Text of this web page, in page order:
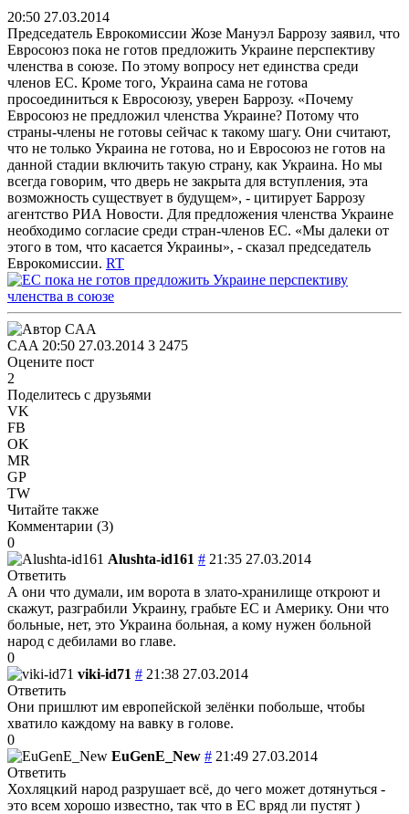
20:50 27.03.2014
Председатель Еврокомиссии Жозе Мануэл Баррозу заявил, что
Евросоюз пока не готов предложить Украине перспективу
членства в союзе. По этому вопросу нет единства среди
членов ЕС. Кроме того, Украина сама не готова
просоединиться к Евросоюзу, уверен Баррозу. «Почему
Евросоюз не предложил членства Украине? Потому что
страны-члены не готовы сейчас к такому шагу. Они считают,
что не только Украина не готова, но и Евросоюз не готов на
данной стадии включить такую страну, как Украина. Но мы
всегда говорим, что дверь не закрыта для вступления, эта
возможность существует в будущем», - цитирует Баррозу
агентство РИА Новости. Для предложения членства Украине
необходимо согласие среди стран-членов ЕС. «Мы далеки от
этого в том, что касается Украины», - сказал председатель
Еврокомиссии. RT
CAA 20:50 27.03.2014 3 2475
Оцените пост
2
Поделитесь с друзьями
VK
FB
OK
MR
GP
TW
Читайте также
Комментарии (3)
0
Alushta-id161 # 21:35 27.03.2014
Ответить
А они что думали, им ворота в злато-хранилище откроют и
скажут, разграбили Украину, грабьте ЕС и Америку. Они что
больные, нет, это Украина больная, а кому нужен больной
народ с дебилами во главе.
0
viki-id71 # 21:38 27.03.2014
Ответить
Они пришлют им европейской зелёнки побольше, чтобы
хватило каждому на вавку в голове.
0
EuGenE_New # 21:49 27.03.2014
Ответить
Хохляцкий народ разрушает всё, до чего может дотянуться -
это всем хорошо известно, так что в ЕС вряд ли пустят )